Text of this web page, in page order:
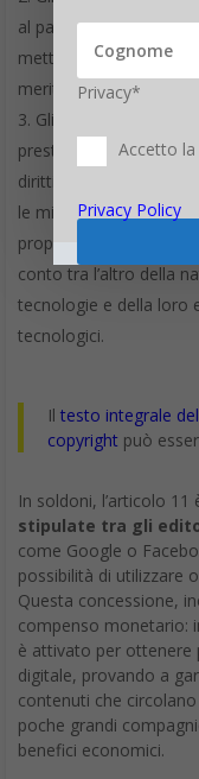
al paragrafo 1
mettere a disposizione
merito all’applicazione
Gli Stati membri
prestatori di servizi
diritti tramite dialoghi
le migliori prassi, ad
proporzionate per il
conto tra l’altro della
tecnologie e della loro
tecnologici.
Il testo integrale
copyright può
In soldoni, l’articolo
stipulate tra gli
come Google o
possibilità di utilizzare
Questa concessione,
compenso monetario:
è attivato per ottenere
digitale, provando a
contenuti che
poche grandi
benefici economici.
Privacy*
Accetto la
Privacy Policy